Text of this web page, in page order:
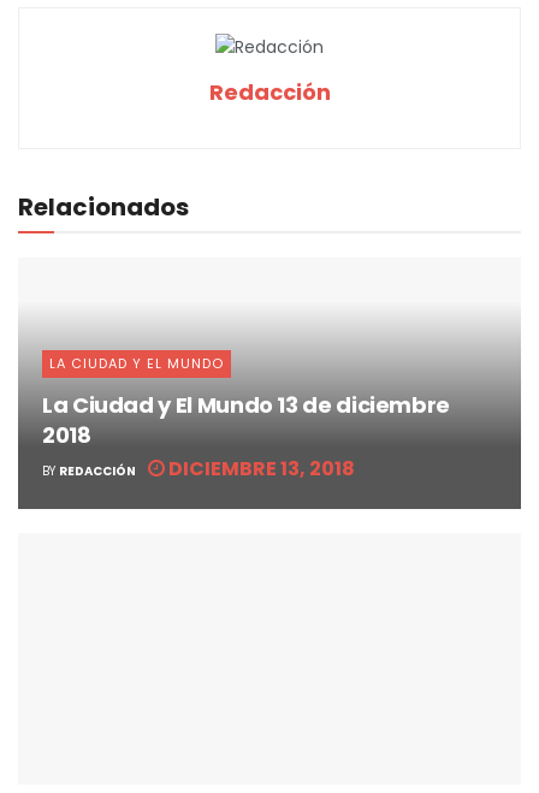
Redacción
Relacionados
LA CIUDAD Y EL MUNDO
La Ciudad y El Mundo 13 de diciembre
2018
BY REDACCIÓN DICIEMBRE 13, 2018